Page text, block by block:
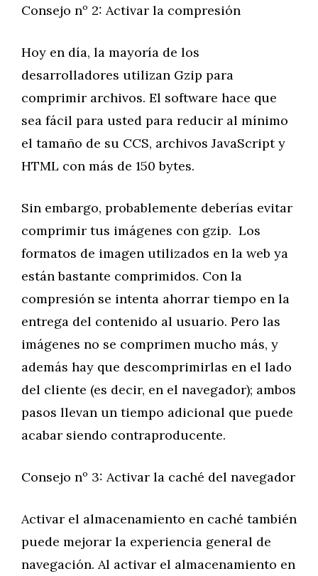
Consejo nº 2: Activar la compresión
Hoy en día, la mayoría de los
desarrolladores utilizan Gzip para
comprimir archivos. El software hace que
sea fácil para usted para reducir al mínimo
el tamaño de su CCS, archivos JavaScript y
HTML con más de 150 bytes.
Sin embargo, probablemente deberías evitar
comprimir tus imágenes con gzip. Los
formatos de imagen utilizados en la web ya
están bastante comprimidos. Con la
compresión se intenta ahorrar tiempo en la
entrega del contenido al usuario. Pero las
imágenes no se comprimen mucho más, y
además hay que descomprimirlas en el lado
del cliente (es decir, en el navegador); ambos
pasos llevan un tiempo adicional que puede
acabar siendo contraproducente.
Consejo nº 3: Activar la caché del navegador
Activar el almacenamiento en caché también
puede mejorar la experiencia general de
navegación. Al activar el almacenamiento en